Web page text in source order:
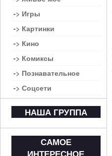
-> Игры
-> Картинки
-> Кино
-> Комиксы
-> Познавательное
-> Соцсети
НАША ГРУППА
САМОЕ
ИНТЕРЕСНОЕ